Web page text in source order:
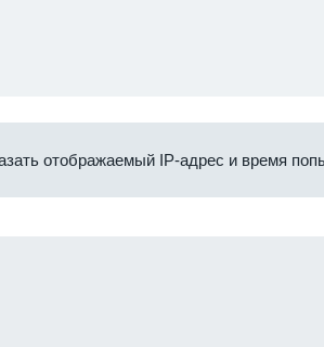
отображаемый IP-адрес и время